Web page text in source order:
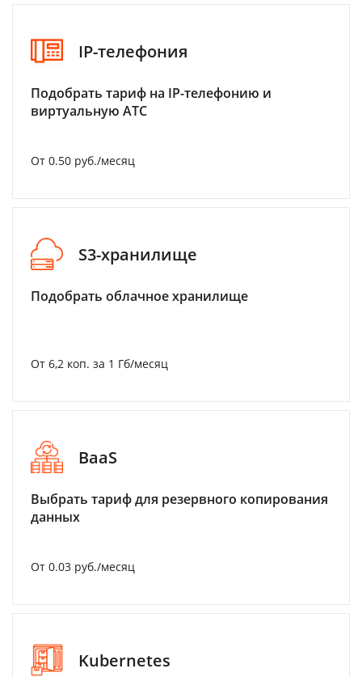
IP-телефония
Подобрать тариф на IP-телефонию и
виртуальную АТС
От 0.50 руб./месяц
S3-хранилище
Подобрать облачное хранилище
От 6,2 коп. за 1 Гб/месяц
BaaS
Выбрать тариф для резервного копирования
данных
От 0.03 руб./месяц
Kubernetes